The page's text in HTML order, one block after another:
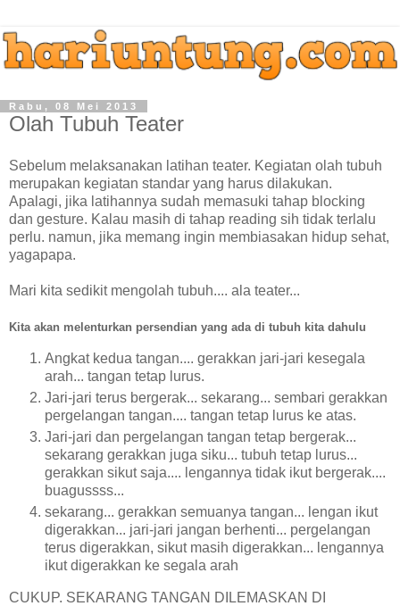
Rabu, 08 Mei 2013
Olah Tubuh Teater
Sebelum melaksanakan latihan teater. Kegiatan olah tubuh
merupakan kegiatan standar yang harus dilakukan.
Apalagi, jika latihannya sudah memasuki tahap blocking
dan gesture. Kalau masih di tahap reading sih tidak terlalu
perlu. namun, jika memang ingin membiasakan hidup sehat,
yagapapa.
Mari kita sedikit mengolah tubuh.... ala teater...
Kita akan melenturkan persendian yang ada di tubuh kita dahulu
Angkat kedua tangan.... gerakkan jari-jari kesegala
arah... tangan tetap lurus.
Jari-jari terus bergerak... sekarang... sembari gerakkan
pergelangan tangan.... tangan tetap lurus ke atas.
Jari-jari dan pergelangan tangan tetap bergerak...
sekarang gerakkan juga siku... tubuh tetap lurus...
gerakkan sikut saja.... lengannya tidak ikut bergerak....
buagussss...
sekarang... gerakkan semuanya tangan... lengan ikut
digerakkan... jari-jari jangan berhenti... pergelangan
terus digerakkan, sikut masih digerakkan... lengannya
ikut digerakkan ke segala arah
CUKUP. SEKARANG TANGAN DILEMASKAN DI